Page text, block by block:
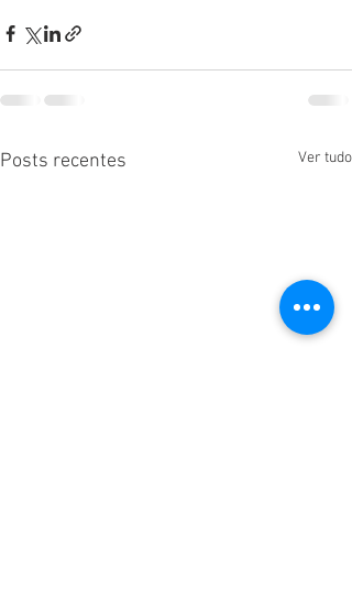
Posts recentes Ver tudo